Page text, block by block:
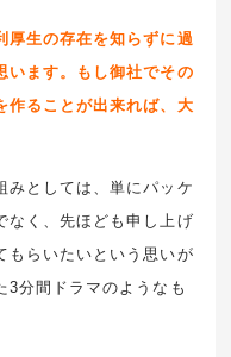
生の存在を知らずに過
います。もし御社でその
作ることが出来れば、大
みとしては、単にパッケ
なく、先ほども申し上げ
もらいたいという思いが
3分間ドラマのようなも